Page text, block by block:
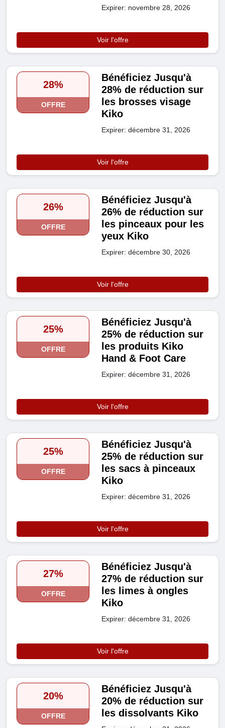
Expirer: novembre 28, 2026
Voir l'offre
28%
OFFRE
Bénéficiez Jusqu'à
28% de réduction sur
les brosses visage
Kiko
Expirer: décembre 31, 2026
Voir l'offre
26%
OFFRE
Bénéficiez Jusqu'à
26% de réduction sur
les pinceaux pour les
yeux Kiko
Expirer: décembre 30, 2026
Voir l'offre
25%
OFFRE
Bénéficiez Jusqu'à
25% de réduction sur
les produits Kiko
Hand & Foot Care
Expirer: décembre 31, 2026
Voir l'offre
25%
OFFRE
Bénéficiez Jusqu'à
25% de réduction sur
les sacs à pinceaux
Kiko
Expirer: décembre 31, 2026
Voir l'offre
27%
OFFRE
Bénéficiez Jusqu'à
27% de réduction sur
les limes à ongles
Kiko
Expirer: décembre 31, 2026
Voir l'offre
20%
OFFRE
Bénéficiez Jusqu'à
20% de réduction sur
les dissolvants Kiko